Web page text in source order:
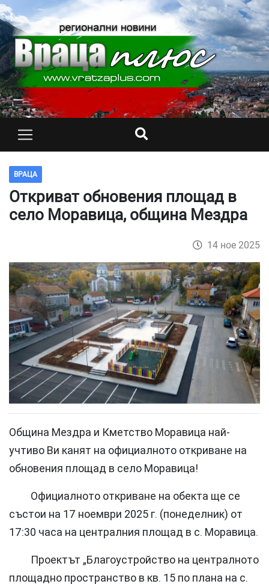
ВРАЦА
Откриват обновения площад в
село Моравица, община Мездра
14 ное 2025
Община Мездра и Кметство Моравица най-
учтиво Ви канят на официалното откриване на
обновения площад в село Моравица!
Официалното откриване на обекта ще се
състои на 17 ноември 2025 г. (понеделник) от
17:30 часа на централния площад в с. Моравица.
Проектът „Благоустройство на централното
площадно пространство в кв. 15 по плана на с.